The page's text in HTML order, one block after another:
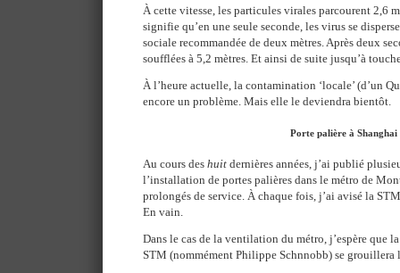
À cette vitesse, les particules virales parcourent 2,6
signifie qu’en une seule seconde, les virus se
sociale recommandée de deux mètres. Après deux
soufflées à 5,2 mètres. Et ainsi de suite jusqu’à
À l’heure actuelle, la contamination ‘locale’ (d’un
encore un problème. Mais elle le deviendra bientôt.
Porte palière à Shanghai
Au cours des huit dernières années, j’ai publié
l’installation de portes palières dans le métro de
prolongés de service. À chaque fois, j’ai avisé la
En vain.
Dans le cas de la ventilation du métro, j’espère que
STM (nommément Philippe Schnnobb) se grouillera